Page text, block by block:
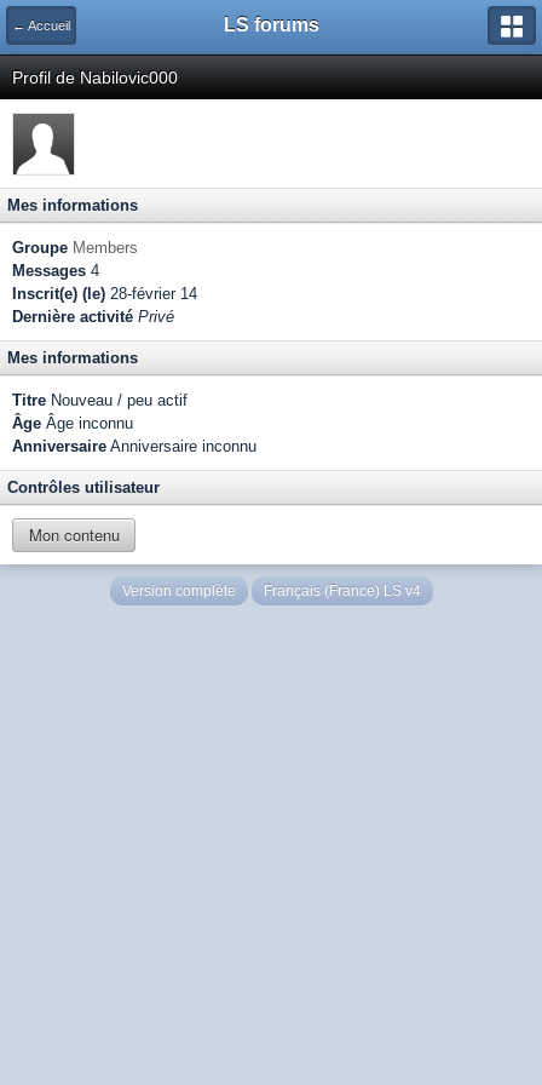
← Accueil LS forums
Profil de Nabilovic000
Mes informations
Groupe Members
Messages 4
Inscrit(e) (le) 28-février 14
Dernière activité Privé
Mes informations
Titre Nouveau / peu actif
Âge Âge inconnu
Anniversaire Anniversaire inconnu
Contrôles utilisateur
Mon contenu
Version complète Français (France) LS v4